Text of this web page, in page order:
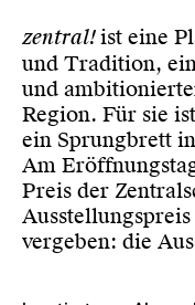
zentral!ist eine
und Tradition,
und
Region. Für sie
ein Sprungbrett
Am
Preis der
vergeben: die